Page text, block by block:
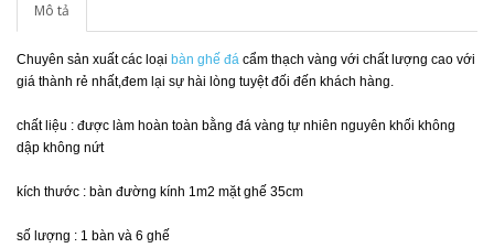
Mô tả
Chuyên sản xuất các loại bàn ghế đá cẩm thạch vàng với chất lượng cao với
giá thành rẻ nhất,đem lại sự hài lòng tuyệt đối đến khách hàng.
chất liệu : được làm hoàn toàn bằng đá vàng tự nhiên nguyên khối không
dập không nứt
kích thước : bàn đường kính 1m2 mặt ghế 35cm
số lượng : 1 bàn và 6 ghế